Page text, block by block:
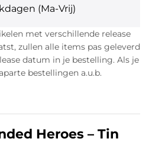
(Ma-Vrij)
met verschillende release
zullen alle items pas geleverd
datum in je bestelling. Als je
bestellingen a.u.b.
Heroes – Tin